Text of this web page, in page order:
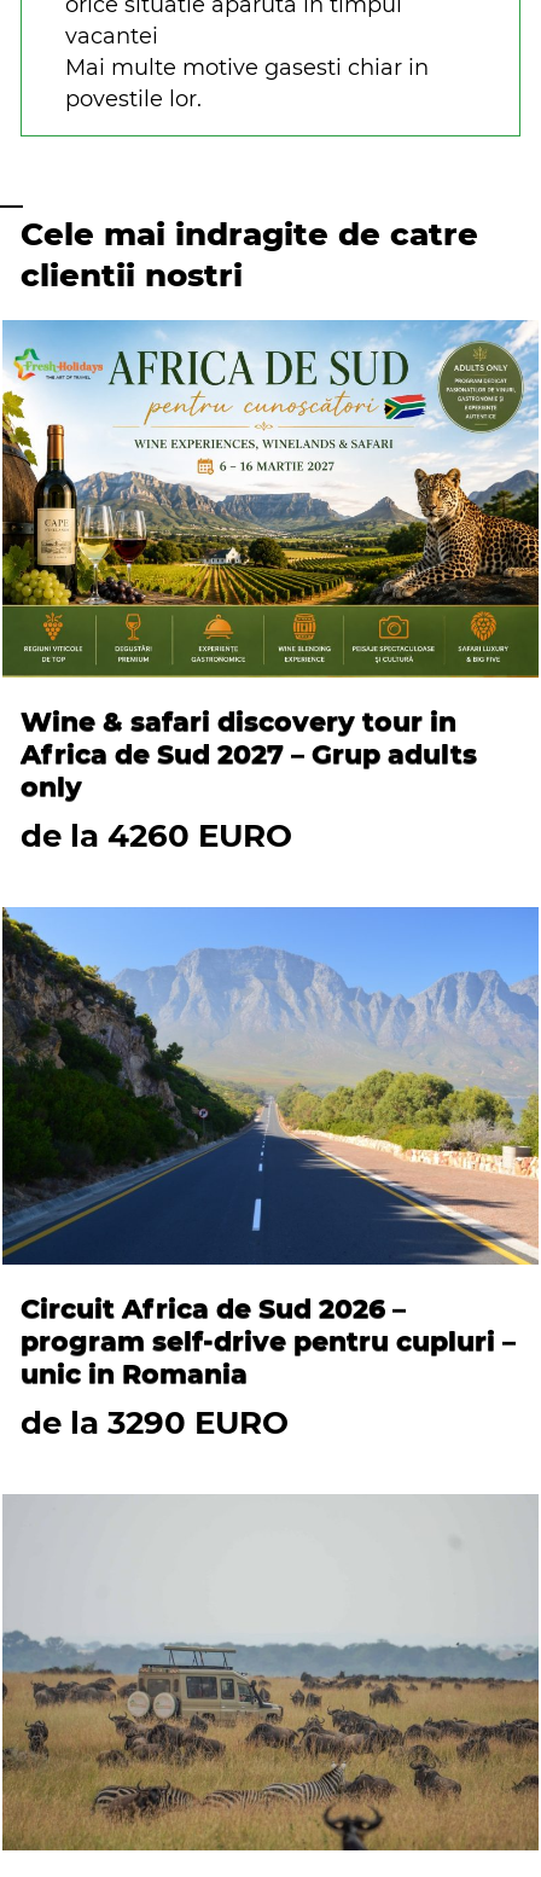
vacantei
Mai multe motive gasesti chiar in
povestile lor.
Cele mai indragite de catre
clientii nostri
Wine & safari discovery tour in
Africa de Sud 2027 – Grup adults
only
de la 4260 EURO
Circuit Africa de Sud 2026 –
program self-drive pentru cupluri –
unic in Romania
de la 3290 EURO